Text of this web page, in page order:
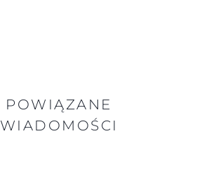
POWIĄZANE
WIADOMOŚCI